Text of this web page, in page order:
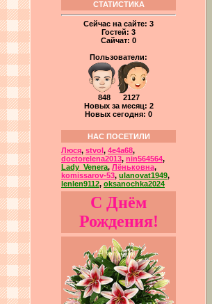
СТАТИСТИКА
Сейчас на сайте: 3
Гостей: 3
Сайчат: 0
Пользователи:
848 2127
Новых за месяц: 2
Новых сегодня: 0
НАС ПОСЕТИЛИ
Люся, stvol , 4e4a68,
doctorelena2013, nin564564,
Lady_Venera, Лёньковна,
komissarov-53, ulanovat1949,
lenlen9112, oksanochka2024
С Днём
Рождения!